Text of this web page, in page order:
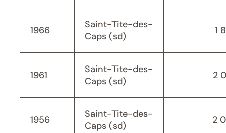
1966
Saint-Tite-des-
Caps (sd)
1
1961
Saint-Tite-des-
Caps (sd)
2
1956
Saint-Tite-des-
Caps (sd)
2